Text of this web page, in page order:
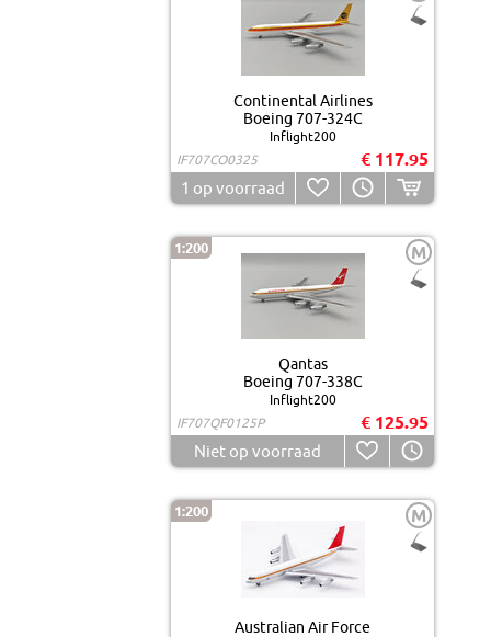
Continental Airlines
Boeing 707-324C
Inflight200
IF707CO0325
€ 117.95
1 op voorraad
1:200 M
Qantas
Boeing 707-338C
Inflight200
IF707QF0125P
€ 125.95
Niet op voorraad
1:200 M
Australian Air Force